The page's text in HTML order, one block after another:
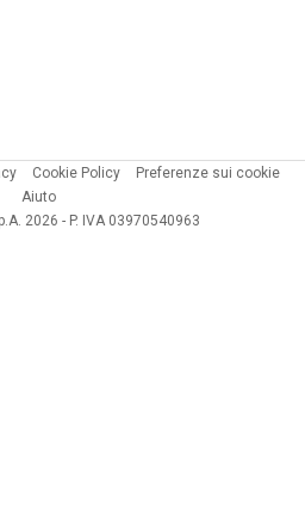
Cookie Policy
Preferenze sui cookie
Aiuto
2026 - P. IVA 03970540963